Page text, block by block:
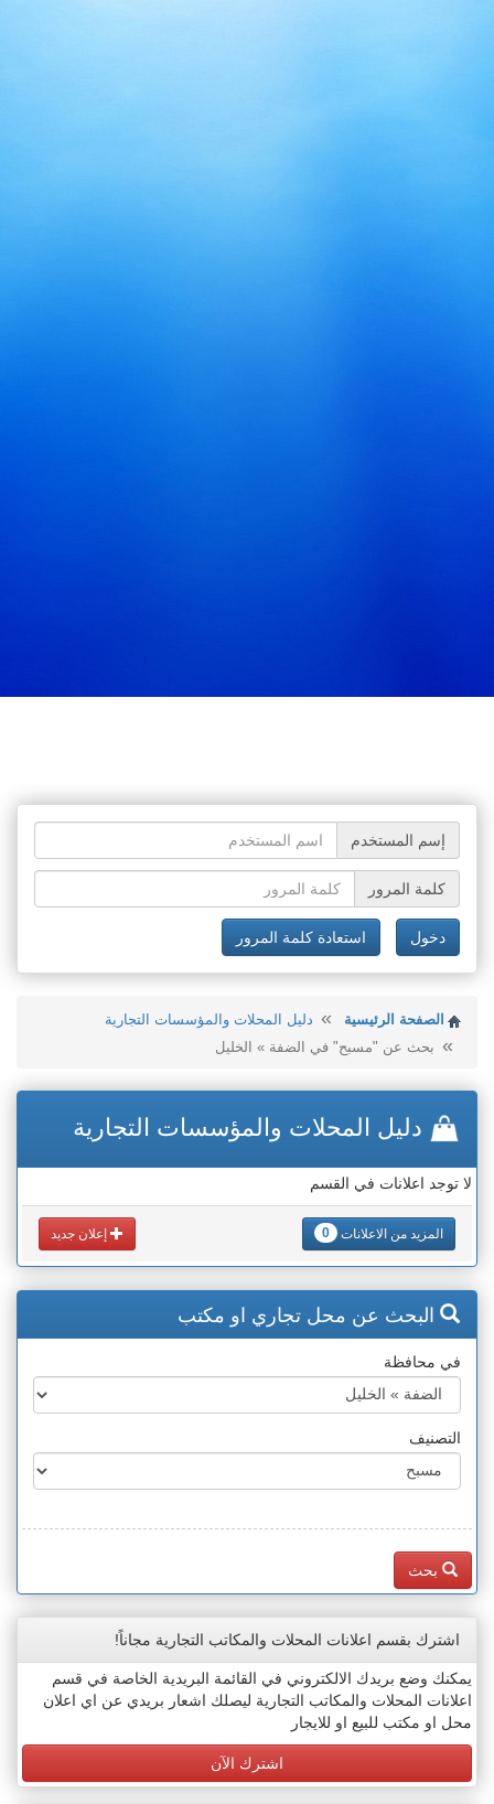
إسم المستخدم
كلمة المرور
دخول استعادة كلمة المرور
الصفحة الرئيسية
دليل المحلات والمؤسسات التجارية
بحث عن "مسبح" في الضفة » الخليل
دليل المحلات والمؤسسات التجارية
لا توجد اعلانات في القسم
المزيد من الاعلانات 0 إعلان جديد
البحث عن محل تجاري او مكتب
في محافظة
التصنيف
بحث
اشترك بقسم اعلانات المحلات والمكاتب التجارية مجاناً!
يمكنك وضع بريدك الالكتروني في القائمة البريدية الخاصة في قسم
اعلانات المحلات والمكاتب التجارية ليصلك اشعار بريدي عن اي اعلان
محل او مكتب للبيع او للايجار
اشترك الآن